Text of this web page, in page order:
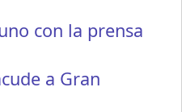
con la prensa
a Gran